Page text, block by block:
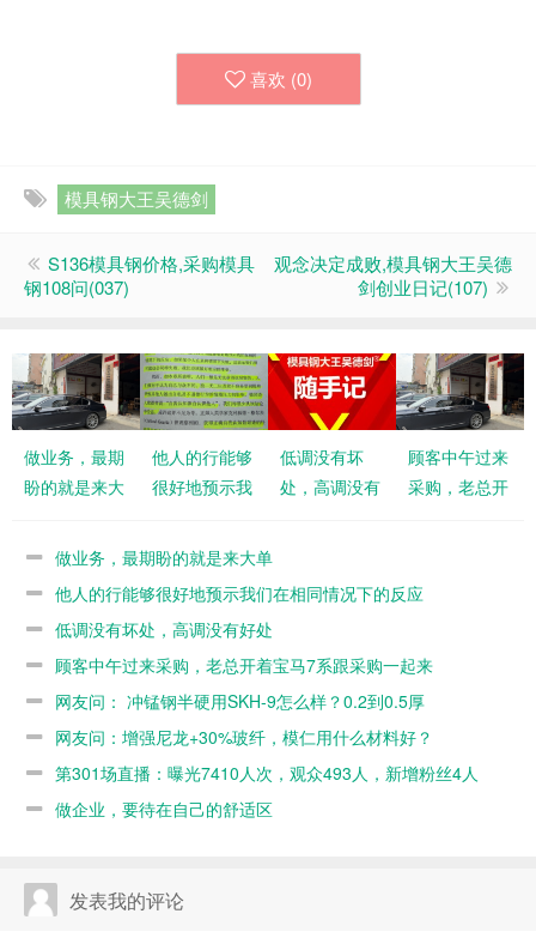
喜欢 (0)
模具钢大王吴德剑
S136模具钢价格,采购模具
钢108问(037)
观念决定成败,模具钢大王吴德
剑创业日记(107)
做业务，最期
盼的就是来大
他人的行能够
很好地预示我
下的反应
低调没有坏
处，高调没有
顾客中午过来
采购，老总开
做业务，最期盼的就是来大单
他人的行能够很好地预示我们在相同情况下的反应
低调没有坏处，高调没有好处
顾客中午过来采购，老总开着宝马7系跟采购一起来
网友问： 冲锰钢半硬用SKH-9怎么样？0.2到0.5厚
网友问：增强尼龙+30%玻纤，模仁用什么材料好？
第301场直播：曝光7410人次，观众493人，新增粉丝4人
做企业，要待在自己的舒适区
发表我的评论